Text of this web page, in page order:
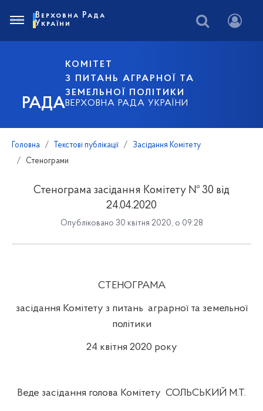
РАДА
КОМІТЕТ
З ПИТАНЬ АГРАРНОЇ ТА
ЗЕМЕЛЬНОЇ ПОЛІТИКИ
ВЕРХОВНА РАДА УКРАЇНИ
Верховна Рада
України
Головна Текстові публікації
Засідання Комітету
Стенограми
Стенограма засідання Комітету № 30 від
24.04.2020
Опубліковано 30 квітня 2020, о 09:28
СТЕНОГРАМА
засідання Комітету з питань аграрної та земельної
політики
24 квітня 2020 року
Веде засідання голова Комітету СОЛЬСЬКИЙ М.Т.